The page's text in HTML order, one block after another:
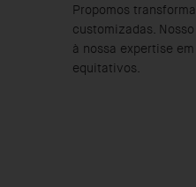
Propomos
customizadas.
à nossa expertise
equitativos.